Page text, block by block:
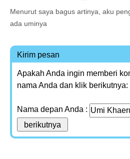
Menurut saya bagus artinya, aku
ada uminya
Kirim pesan
Apakah Anda ingin memberi
nama Anda dan klik berikutnya:
Nama depan Anda :